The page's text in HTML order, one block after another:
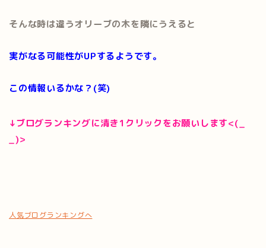
そんな時は違うオリーブの木を隣にうえると
実がなる可能性がUPするようです。
この情報いるかな？(笑)
↓ブログランキングに清き1クリックをお願いします<(_
_)>
人気ブログランキングへ